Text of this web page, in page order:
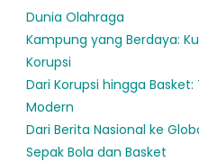
Dunia Olahraga
Kampung yang Berdaya:
Korupsi
Dari Korupsi hingga
Modern
Dari Berita Nasional ke
Sepak Bola dan Basket